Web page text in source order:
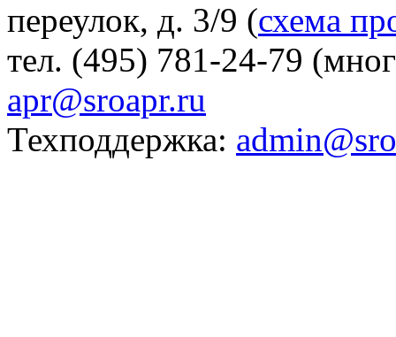
переулок, д. 3/9 (схема
тел. (495) 781-24-79
apr@sroapr.ru
Техподдержка: